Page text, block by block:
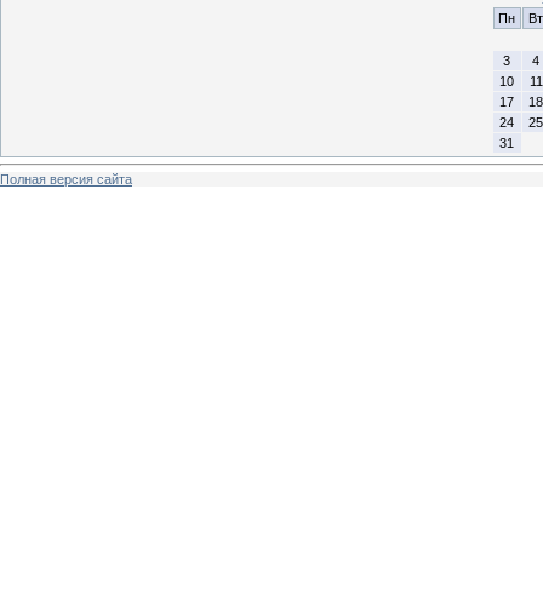
Пн
Вт
3
4
10
11
17
18
24
25
31
Полная версия сайта